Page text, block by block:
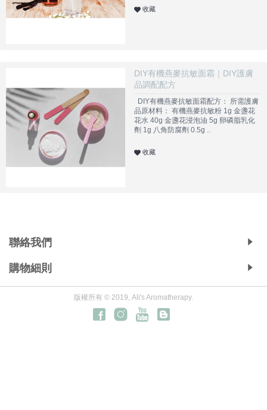
收藏
DIY有機燕麥抗敏面霜｜DIY護膚
品調配配方
DIY有機燕麥抗敏面霜配方： 所需護膚
品原材料： 有機燕麥抗敏粉 1g 金盞花
花水 40g 金盞花浸泡油 5g 卵磷脂乳化
劑 1g 八角防腐劑 0.5g ..
收藏
聯絡我們
購物細則
版權所有 © 2019, Ali's Aromatherapy.